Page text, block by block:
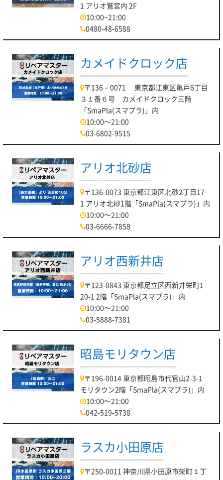
1 アリオ鷲宮内 2F
10:00~21:00
0480-48-6588
カメイドクロック店
〒136－0071 東京都江東区亀戸6丁目
３１番６号 カメイドクロック三階
「SmaPla(スマプラ)」内
10:00～21:00
03-6802-9515
アリオ北砂店
〒136-0073 東京都江東区北砂2丁目17-
1 アリオ北砂1階「SmaPla(スマプラ)」内
10:00～21:00
03-6666-7858
アリオ西新井店
〒123-0843 東京都足立区西新井栄町1-
20-1 2階「SmaPla(スマプラ)」内
10:00～21:00
03-5888-7381
昭島モリタウン店
〒196-0014 東京都昭島市代官山2-3-1
モリタウン2階「SmaPla(スマプラ)」内
10:00～21:00
042-519-5738
ラスカ小田原店
〒250-0011 神奈川県小田原市栄町１丁